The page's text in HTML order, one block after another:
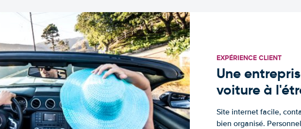
EXPÉRIENCE CLIENT
Une
voiture à
Site internet facile,
bien organisé.